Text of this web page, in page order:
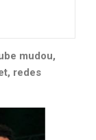
mudou,
redes